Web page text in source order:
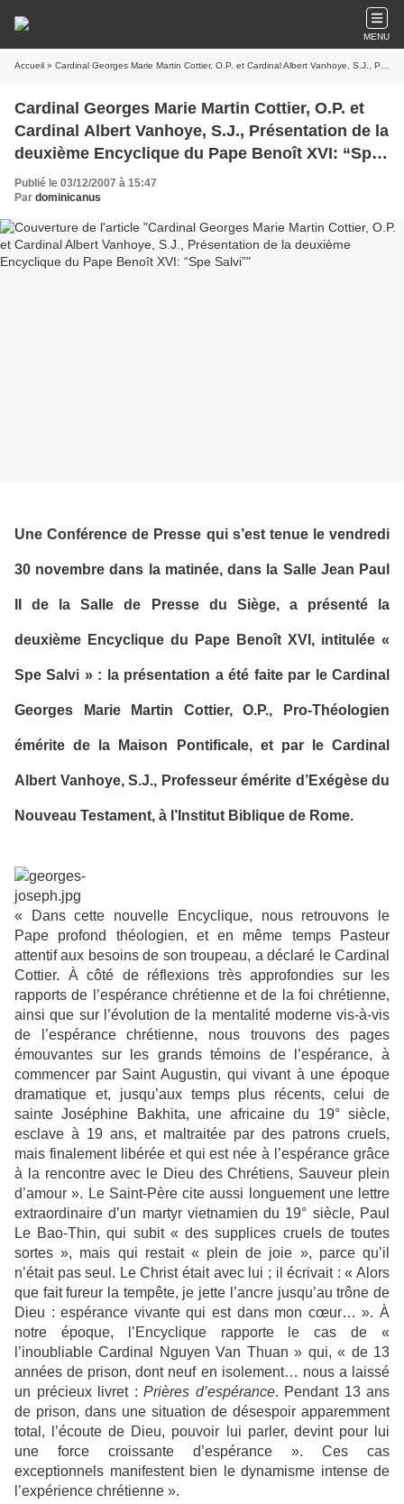
MENU
Accueil » Cardinal Georges Marie Martin Cottier, O.P. et Cardinal Albert Vanhoye, S.J., Présentation de la deuxième Encyclique du Pape Benoît XVI: “Spe Salvi”
Cardinal Georges Marie Martin Cottier, O.P. et
Cardinal Albert Vanhoye, S.J., Présentation de la
deuxième Encyclique du Pape Benoît XVI: “Spe
Salvi”
Publié le 03/12/2007 à 15:47
Par dominicanus
Une Conférence de Presse qui s’est tenue le vendredi
30 novembre dans la matinée, dans la Salle Jean Paul
II de la Salle de Presse du Siège, a présenté la
deuxième Encyclique du Pape Benoît XVI, intitulée «
Spe Salvi » : la présentation a été faite par le Cardinal
Georges Marie Martin Cottier, O.P., Pro-Théologien
émérite de la Maison Pontificale, et par le Cardinal
Albert Vanhoye, S.J., Professeur émérite d’Exégèse du
Nouveau Testament, à l’Institut Biblique de Rome.
« Dans cette nouvelle Encyclique, nous retrouvons le
Pape profond théologien, et en même temps Pasteur
attentif aux besoins de son troupeau, a déclaré le Cardinal
Cottier. À côté de réflexions très approfondies sur les
rapports de l’espérance chrétienne et de la foi chrétienne,
ainsi que sur l’évolution de la mentalité moderne vis-à-vis
de l’espérance chrétienne, nous trouvons des pages
émouvantes sur les grands témoins de l’espérance, à
commencer par Saint Augustin, qui vivant à une époque
dramatique et, jusqu’aux temps plus récents, celui de
sainte Joséphine Bakhita, une africaine du 19° siècle,
esclave à 19 ans, et maltraitée par des patrons cruels,
mais finalement libérée et qui est née à l’espérance grâce
à la rencontre avec le Dieu des Chrétiens, Sauveur plein
d’amour ». Le Saint-Père cite aussi longuement une lettre
extraordinaire d’un martyr vietnamien du 19° siècle, Paul
Le Bao-Thin, qui subit « des supplices cruels de toutes
sortes », mais qui restait « plein de joie », parce qu’il
n’était pas seul. Le Christ était avec lui ; il écrivait : « Alors
que fait fureur la tempête, je jette l’ancre jusqu’au trône de
Dieu : espérance vivante qui est dans mon cœur… ». À
notre époque, l’Encyclique rapporte le cas de «
l’inoubliable Cardinal Nguyen Van Thuan » qui, « de 13
années de prison, dont neuf en isolement… nous a laissé
un précieux livret : Prières d’espérance. Pendant 13 ans
de prison, dans une situation de désespoir apparemment
total, l’écoute de Dieu, pouvoir lui parler, devint pour lui
une force croissante d’espérance ». Ces cas
exceptionnels manifestent bien le dynamisme intense de
l’expérience chrétienne ».